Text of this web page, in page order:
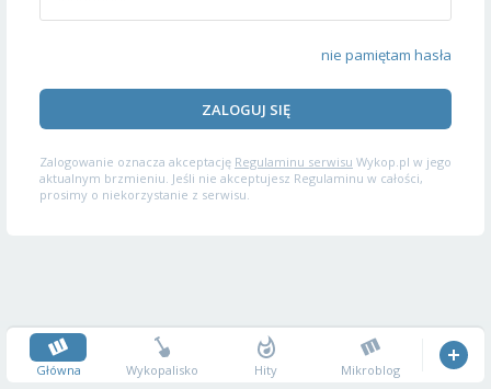
nie pamiętam hasła
ZALOGUJ SIĘ
Zalogowanie oznacza akceptację Regulaminu serwisu Wykop.pl w jego
aktualnym brzmieniu. Jeśli nie akceptujesz Regulaminu w całości,
prosimy o niekorzystanie z serwisu.
Główna Wykopalisko Hity Mikroblog